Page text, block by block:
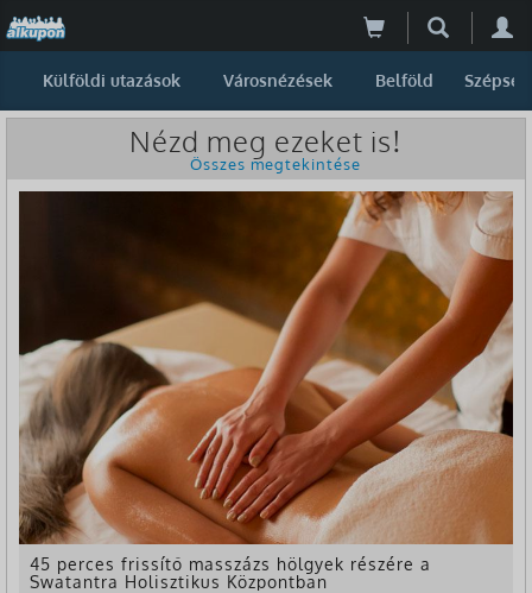
Külföldi utazások Városnézések Belföld Szépség
Nézd meg ezeket is!
Összes megtekintése
45 perces frissítő masszázs hölgyek részére a
Swatantra Holisztikus Központban